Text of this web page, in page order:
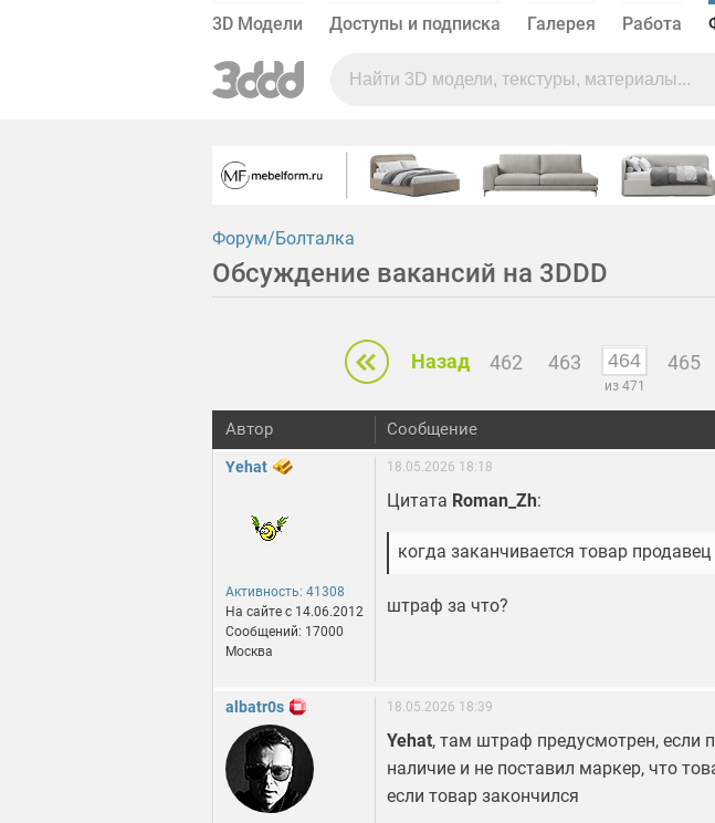
3D Модели Доступы и подписка Галерея Работа
Форум Болталка
Обсуждение вакансий на 3DDD
Назад 462 463
из 471
465
Автор Сообщение
Yehat
Активность: 41308
На сайте c 14.06.2012
Сообщений: 17000
Москва
18.05.2026 18:18
Цитата Roman_Zh:
когда заканчивается товар
штраф за что?
albatr0s 18.05.2026 18:39
Yehat, там штраф предусмотрен, если
наличие и не поставил маркер, что
если товар закончился